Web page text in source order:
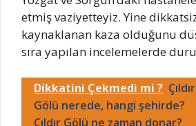
etmiş vaziyetteyiz. Yine
kaynaklanan kaza olduğunu
sıra yapılan incelemelerde
Dikkatini Çekmedi mi ? Çıldır
Gölü nerede, hangi şehirde?
Çıldır Gölü ne zaman donar?